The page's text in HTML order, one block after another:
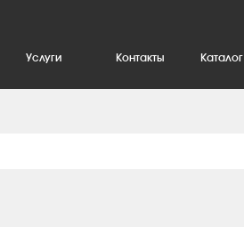
Услуги Контакты Каталог